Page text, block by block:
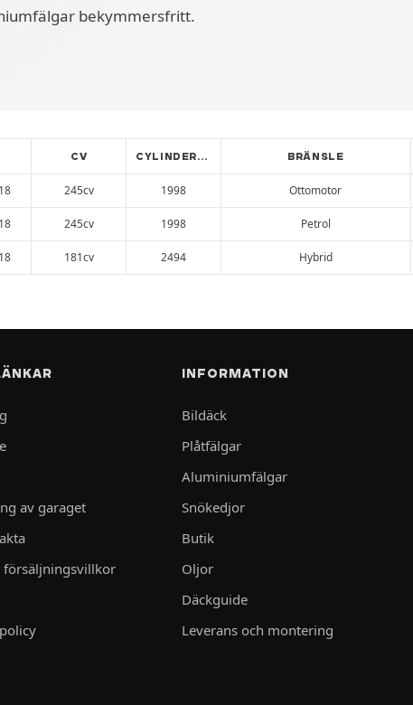
bekymmersfritt.
CV CYLINDERVOLYM BRÄNSLE
245cv 1998 Ottomotor
245cv 1998 Petrol
181cv 2494 Hybrid
av garaget
försäljningsvillkor
INFORMATION
Bildäck
Plåtfälgar
Aluminiumfälgar
Snökedjor
Butik
Oljor
Däckguide
Leverans och montering